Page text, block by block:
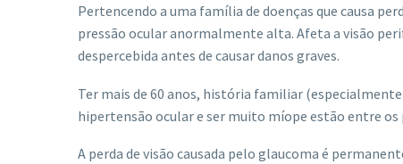
Pertencendo a uma família de doenças que causa
pressão ocular anormalmente alta. Afeta a visão
despercebida antes de causar danos graves.
Ter mais de 60 anos, história familiar
hipertensão ocular e ser muito míope estão entre
A perda de visão causada pelo glaucoma é